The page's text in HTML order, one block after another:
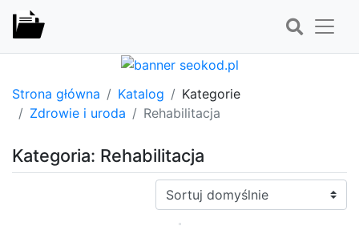
Strona główna Katalog
Kategorie
Zdrowie i uroda
Rehabilitacja
Kategoria: Rehabilitacja
Sortuj: